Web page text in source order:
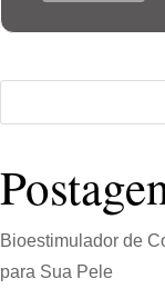
Bioestimulador de
para Sua Pele